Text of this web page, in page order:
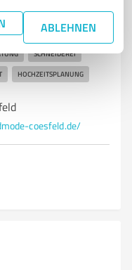
ABLEHNEN
COESFELD
SCHNEIDEREI
HOCHZEITSPLANUNG
coesfeld.de/